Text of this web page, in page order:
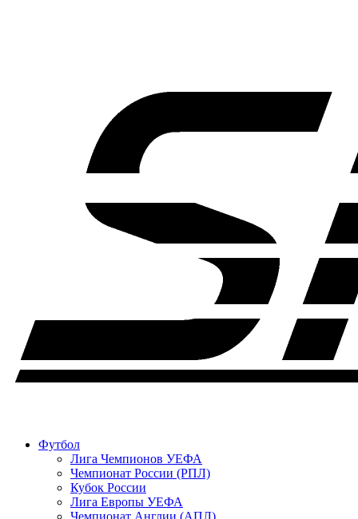
Футбол
Лига Чемпионов УЕФА
Чемпионат России (РПЛ)
Кубок России
Лига Европы УЕФА
Чемпионат Англии (АПЛ)